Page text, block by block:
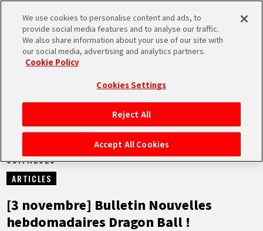
MEN
ACCUEIL
NEWS
À NE PAS MANQUER
NEWS
03.11.2025
ARTICLES
[3 novembre] Bulletin Nouvelles
hebdomadaires Dragon Ball !
We use cookies to personalise content and ads, to
provide social media features and to analyse our traffic.
We also share information about your use of our site with
our social media, advertising and analytics partners.
Cookie Policy
Cookies Settings
Reject All
Accept All Cookies